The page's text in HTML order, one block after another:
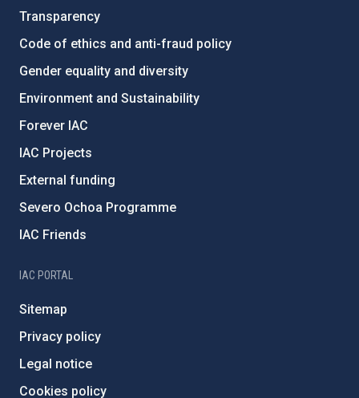
Transparency
Code of ethics and anti-fraud policy
Gender equality and diversity
Environment and Sustainability
Forever IAC
IAC Projects
External funding
Severo Ochoa Programme
IAC Friends
IAC PORTAL
Sitemap
Privacy policy
Legal notice
Cookies policy